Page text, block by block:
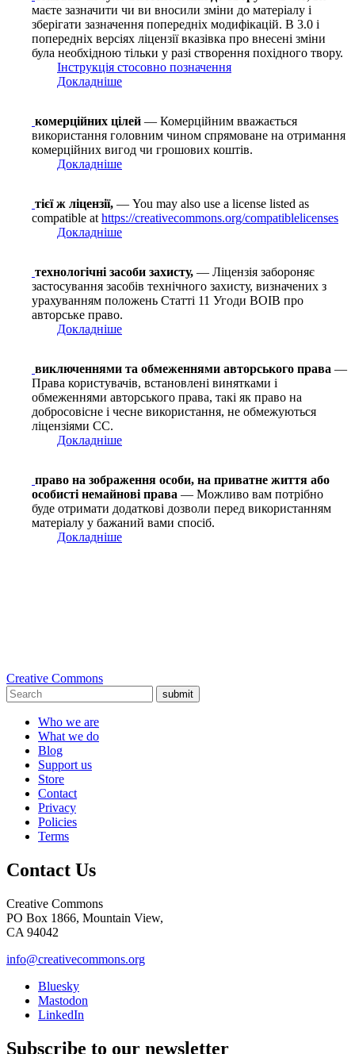
маєте зазначити чи ви вносили зміни до матеріалу і
зберігати зазначення попередніх модифікацій. В 3.0 і
попередніх версіях ліцензії вказівка про внесені зміни
була необхідною тільки у разі створення похідного твору.
Інструкція стосовно позначення
Докладніше
комерційних цілей — Комерційним вважається
використання головним чином спрямоване на отримання
комерційних вигод чи грошових коштів.
Докладніше
тієї ж ліцензії, — You may also use a license listed as
compatible at https://creativecommons.org/compatiblelicenses
Докладніше
технологічні засоби захисту, — Ліцензія забороняє
застосування засобів технічного захисту, визначених з
урахуванням положень Статті 11 Угоди ВОІВ про
авторське право.
Докладніше
виключеннями та обмеженнями авторського права —
Права користувачів, встановлені винятками і
обмеженнями авторського права, такі як право на
добросовісне і чесне використання, не обмежуються
ліцензіями СС.
Докладніше
право на зображення особи, на приватне життя або
особисті немайнові права — Можливо вам потрібно
буде отримати додаткові дозволи перед використанням
матеріалу у бажаний вами спосіб.
Докладніше
Creative Commons
submit
Who we are
What we do
Blog
Support us
Store
Contact
Privacy
Policies
Terms
Contact Us
Creative Commons
PO Box 1866, Mountain View,
CA 94042
info@creativecommons.org
Bluesky
Mastodon
LinkedIn
Subscribe to our newsletter